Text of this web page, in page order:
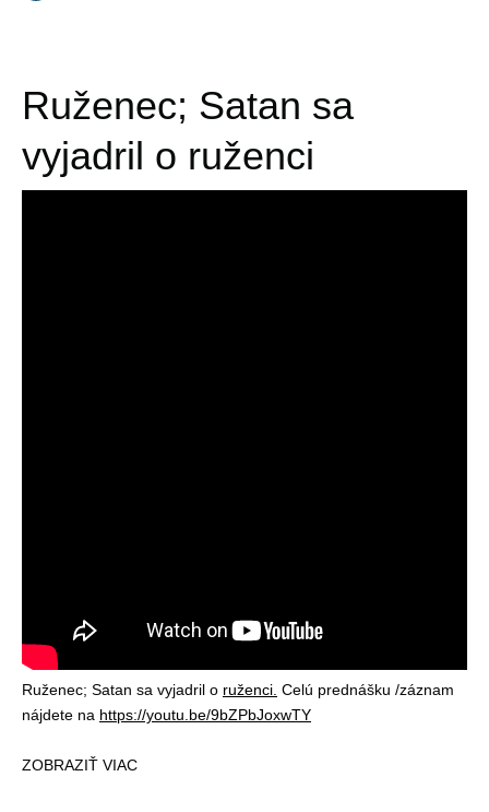
Ruženec; Satan sa
vyjadril o ruženci
Ruženec; Satan sa vyjadril o ruženci. Celú prednášku /záznam
nájdete na https://youtu.be/9bZPbJoxwTY
ZOBRAZIŤ VIAC